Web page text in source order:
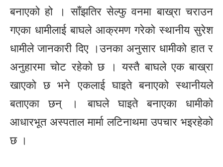
बनाएको हो । साँझतिर सेल्फु वनमा बाख्रा चराउन
गएका धामीलाई बाघले आक्रमण गरेको स्थानीय सुरेश
धामीले जानकारी दिए ।उनका अनुसार धामीको हात र
अनुहारमा चोट रहेको छ । यस्तै बाघले एक बाख्रा
खाएको छ भने एकलाई घाइते बनाएको स्थानीयले
बताएका छन् । बाघले घाइते बनाएका धामीको
आधारभूत अस्पताल मार्मा लटिनाथमा उपचार भइरहेको
छ ।